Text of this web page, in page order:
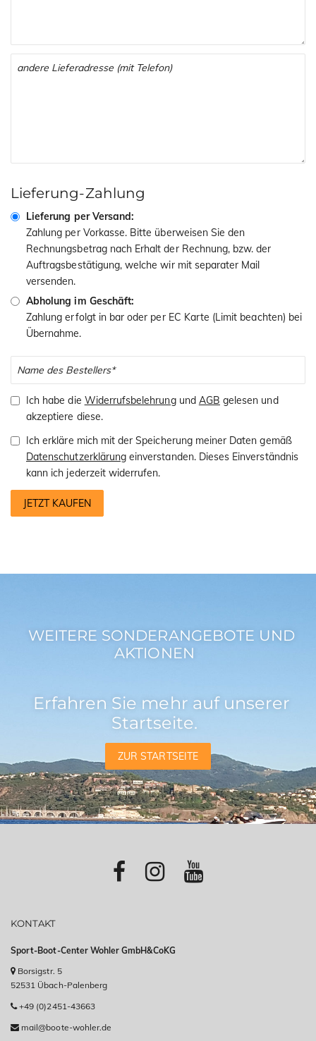
Lieferung-Zahlung
Lieferung per Versand:
Zahlung per Vorkasse. Bitte überweisen Sie den
Rechnungsbetrag nach Erhalt der Rechnung, bzw. der
Auftragsbestätigung, welche wir mit separater Mail
versenden.
Abholung im Geschäft:
Zahlung erfolgt in bar oder per EC Karte (Limit beachten) bei
Übernahme.
Ich habe die Widerrufsbelehrungund AGB gelesen und
akzeptiere diese.
Ich erkläre mich mit der Speicherung meiner Daten gemäß
Datenschutzerklärung einverstanden. Dieses Einverständnis
kann ich jederzeit widerrufen.
JETZT KAUFEN
WEITERE SONDERANGEBOTE UND
AKTIONEN
Erfahren Sie mehr auf unserer
Startseite.
ZUR STARTSEITE
KONTAKT
Sport-Boot-Center Wohler GmbH&CoKG
Borsigstr. 5
52531 Übach-Palenberg
+49 (0)2451-43663
mail@boote-wohler.de